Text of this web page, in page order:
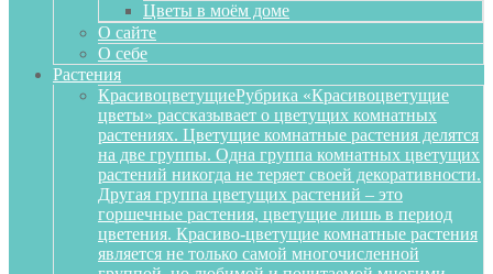
Цветы в моём доме
О сайте
О себе
Растения
КрасивоцветущиеРубрика «Красивоцветущие
цветы» рассказывает о цветущих комнатных
растениях. Цветущие комнатные растения делятся
на две группы. Одна группа комнатных цветущих
растений никогда не теряет своей декоративности.
Другая группа цветущих растений – это
горшечные растения, цветущие лишь в период
цветения. Красиво-цветущие комнатные растения
является не только самой многочисленной